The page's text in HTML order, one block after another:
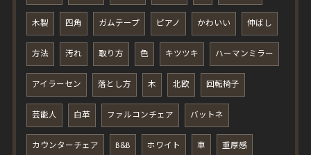
木製 四角 ガムテープ ピアノ かわいい 伸ばし
方法 汚れ 取り方 色 キツツキ ハーマンミラー
アイラーセン 落とし方 木 北欧 回転椅子
芸能人 白革 ファルコンチェア バットネ
カウンターチェア B&B ホワイト 車 重厚感